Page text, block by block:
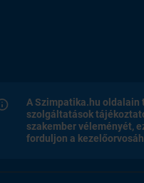
A Szimpatika.hu
szolgáltatások
szakember véleményét,
forduljon a